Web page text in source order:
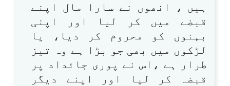
ہیں ، انھوں نے سارا مال اپنے
قبضے میں کر لیا اور اپنی
بہنوں کو محروم کر دیا، یا
لڑکوں میں بھی جو بڑا ہے وہ تیز
طرار ہے ،اس نے پوری جائداد پر
قبضہ کر لیا اور اپنے دیگر